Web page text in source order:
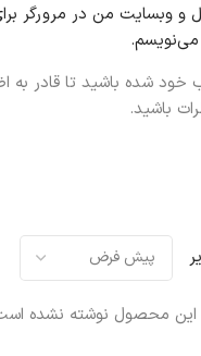
این محصول نوشته نشده
و وبسایت من در مرورگر
می‌نویسم.
خود شده باشید تا قادر به
باشید.